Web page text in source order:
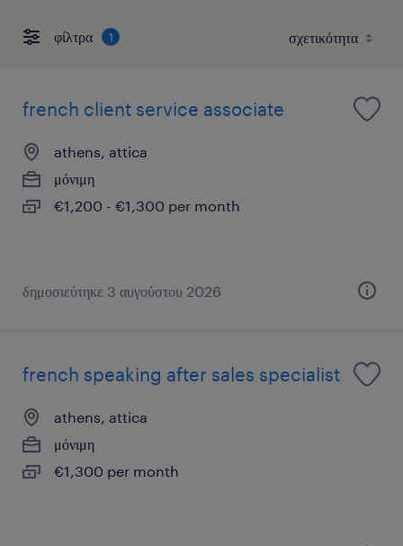
φίλτρα 1
french client service associate
athens, attica
μόνιμη
€1,200 - €1,300 per month
δημοσιεύτηκε 3 αυγούστου 2026
french speaking after sales specialist
athens, attica
μόνιμη
€1,300 per month